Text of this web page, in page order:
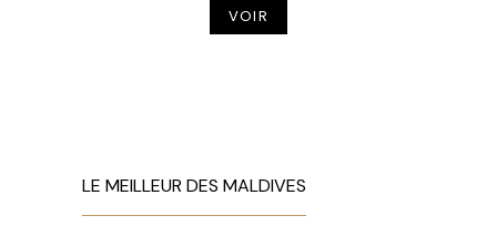
VOIR
LE MEILLEUR DES MALDIVES